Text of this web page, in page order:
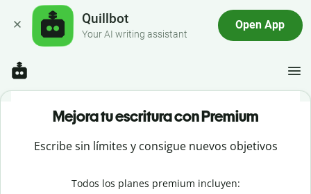
Quillbot
Your AI writing assistant
Open App
Mejora tu escritura con Premium
Escribe sin límites y consigue nuevos objetivos
Todos los planes premium incluyen: